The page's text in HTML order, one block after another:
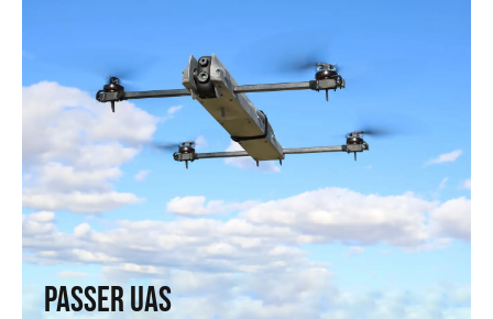
Passer UAS
Passer UAS
Vuela donde otros no llegan. Capacidades de ala fija en ala
rotatoria.
↗